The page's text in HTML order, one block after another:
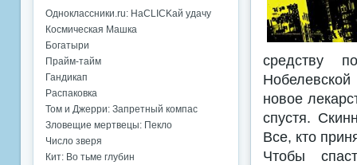
средству
новое
спустя.
Все, кто
Чтобы
Одноклассники.ru: НаCLICKай удачу
Космическая Машка
Богатыри
Прайм-тайм
Гандикап
Распаковка
Том и Джерри: Запретный компас
Зловещие мертвецы: Пекло
Число зверя
Кит: Во тьме глубин